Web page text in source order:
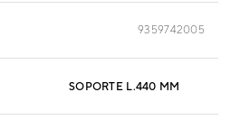
9359742005
SOPORTE L.440 MM